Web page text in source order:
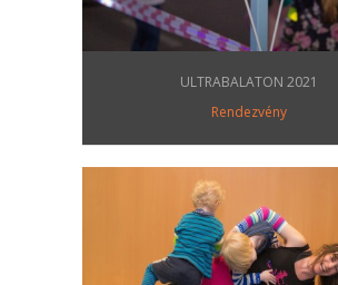
ULTRABALATON 2021
Rendezvény